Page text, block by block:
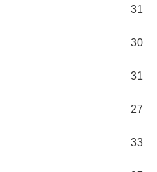
31
30
31
27
33